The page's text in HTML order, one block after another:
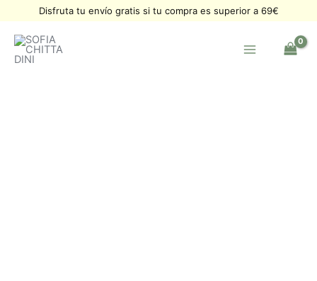
al
contenido
Disfruta tu envío gratis si tu compra es superior a 69€